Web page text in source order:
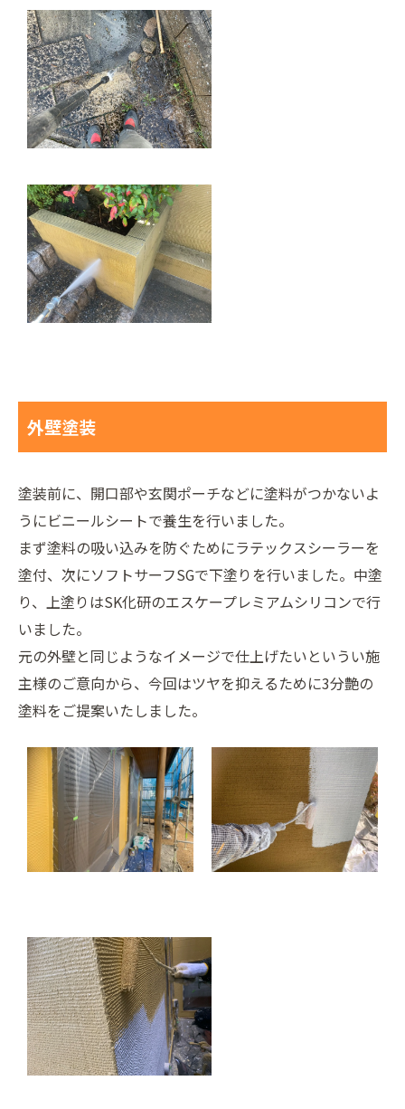
外壁塗装
塗装前に、開口部や玄関ポーチなどに塗料がつかないよ
うにビニールシートで養生を行いました。
まず塗料の吸い込みを防ぐためにラテックスシーラーを
塗付、次にソフトサーフSGで下塗りを行いました。中塗
り、上塗りはSK化研のエスケープレミアムシリコンで行
いました。
元の外壁と同じようなイメージで仕上げたいというい施
主様のご意向から、今回はツヤを抑えるために3分艶の
塗料をご提案いたしました。